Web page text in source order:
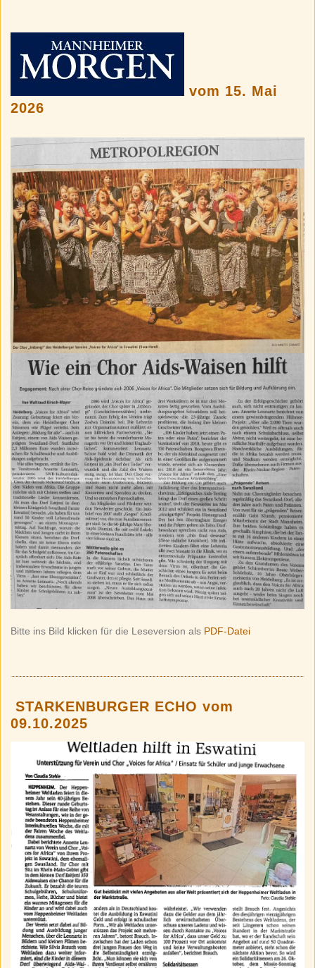
vom 15. Mai
2026
Bitte ins Bild klicken für die Leseversion als PDF-Datei
STARKENBURGER ECHO vom
09.10.2025